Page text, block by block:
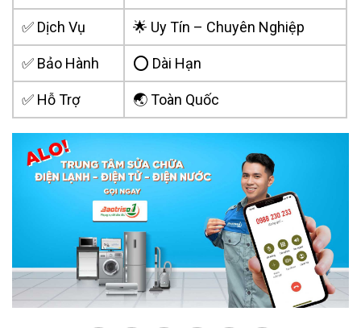
✅ Dịch Vụ 🌟 Uy Tín – Chuyên Nghiệp
✅ Bảo Hành ⭕ Dài Hạn
✅ Hỗ Trợ 🌏 Toàn Quốc